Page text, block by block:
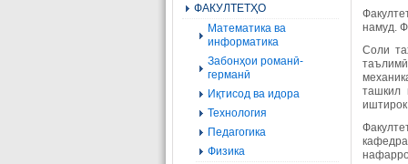
ФАКУЛТЕТҲО
Mатематика ва
информатика
Забонҳои романӣ-
германӣ
Иқтисод ва идора
Технология
Педагогика
Физика
намуд.
Соли
ташкил